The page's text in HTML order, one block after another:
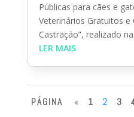
Públicas para cães e
Veterinários Gratuitos e
Castração”, realizado
LER MAIS
PÁGINA « 1 2 3